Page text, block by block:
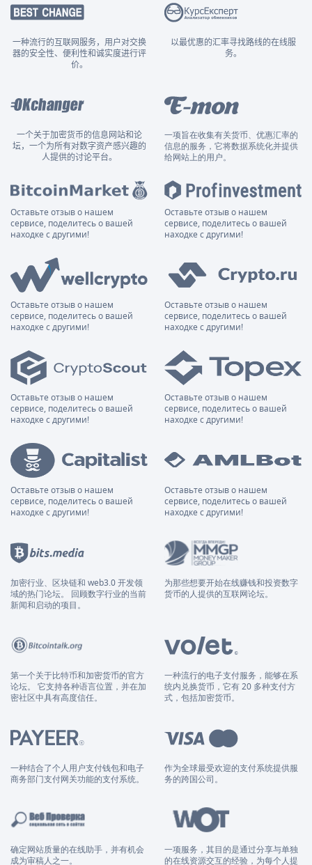
一种流行的互联网服务，用户对交换
器的安全性、便利性和诚实度进行评
价。
以最优惠的汇率寻找路线的在线服
务。
一个关于加密货币的信息网站和论
坛，一个为所有对数字资产感兴趣的
人提供的讨论平台。
一项旨在收集有关货币、优惠汇率的
信息的服务，它将数据系统化并提供
给网站上的用户。
Оставьте отзыв о нашем
сервисе, поделитесь о вашей
находке с другими!
Оставьте отзыв о нашем
сервисе, поделитесь о вашей
находке с другими!
Оставьте отзыв о нашем
сервисе, поделитесь о вашей
находке с другими!
Оставьте отзыв о нашем
сервисе, поделитесь о вашей
находке с другими!
Оставьте отзыв о нашем
сервисе, поделитесь о вашей
находке с другими!
Оставьте отзыв о нашем
сервисе, поделитесь о вашей
находке с другими!
Оставьте отзыв о нашем
сервисе, поделитесь о вашей
находке с другими!
Оставьте отзыв о нашем
сервисе, поделитесь о вашей
находке с другими!
加密行业、区块链和 web3.0 开发领
域的热门论坛。 回顾数字行业的当前
新闻和启动的项目。
为那些想要开始在线赚钱和投资数字
货币的人提供的互联网论坛。
第一个关于比特币和加密货币的官方
论坛。 它支持各种语言位置，并在加
密社区中具有高度信任。
一种流行的电子支付服务，能够在系
统内兑换货币，它有 20 多种支付方
式，包括加密货币。
一种结合了个人用户支付钱包和电子
商务部门支付网关功能的支付系统。
作为全球最受欢迎的支付系统提供服
务的跨国公司。
确定网站质量的在线助手，并有机会
成为审稿人之一。
一项服务，其目的是通过分享与单独
的在线资源交互的经验，为每个人提